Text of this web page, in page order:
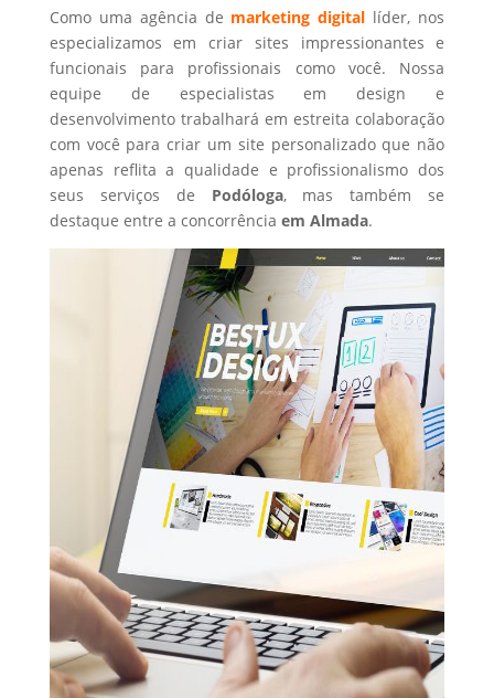
Como uma agência de marketing digital líder, nos
especializamos em criar sites impressionantes e
funcionais para profissionais como você. Nossa
equipe de especialistas em design e
desenvolvimento trabalhará em estreita colaboração
com você para criar um site personalizado que não
apenas reflita a qualidade e profissionalismo dos
seus serviços de Podóloga, mas também se
destaque entre a concorrência em Almada.